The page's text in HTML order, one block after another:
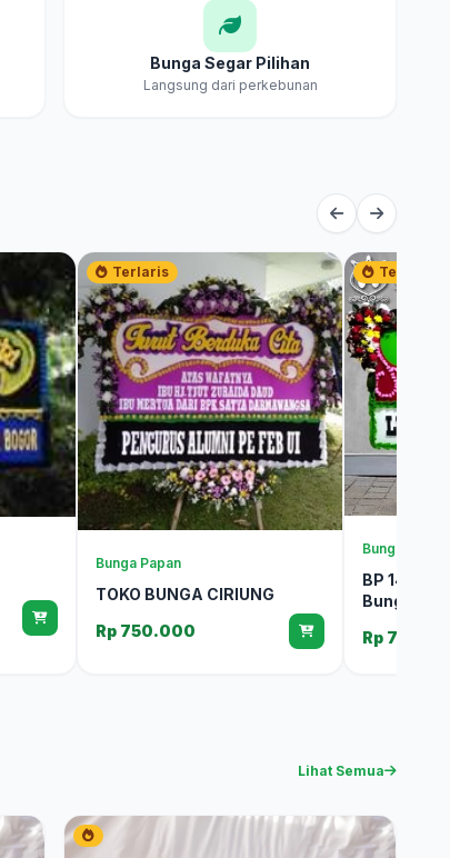
Bunga Segar Pilihan
Langsung dari perkebunan
Terlaris
Bunga Papan
TOKO BUNGA CIRIUNG
Rp 750.000
Terlaris
Bunga Papan
BP 148
Bunga
Rp
Lihat Semua